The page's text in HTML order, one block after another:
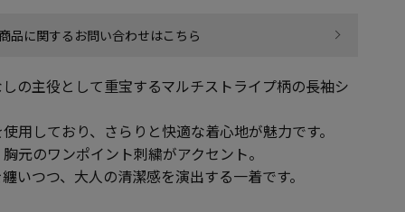
品に関するお問い合わせはこちら
の主役として重宝するマルチストライプ柄の長袖シ
用しており、さらりと快適な着心地が魅力です。
元のワンポイント刺繍がアクセント。
いつつ、大人の清潔感を演出する一着です。